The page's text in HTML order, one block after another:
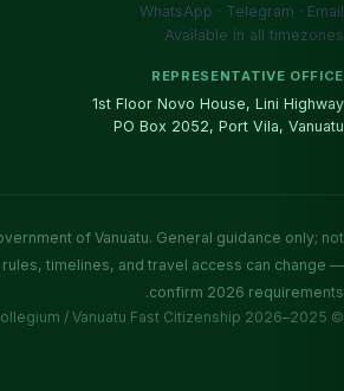
WhatsApp · Telegram · Email
Available in all timezones
REPRESENTATIVE OFFICE
1st Floor Novo House, Lini Highway
PO Box 2052, Port Vila, Vanuatu
of Vanuatu. General guidance only; not
timelines, and travel access can change —
confirm 2026 requirements.
© 2025–2026 Intercollegium / Vanuatu Fast Citizenship